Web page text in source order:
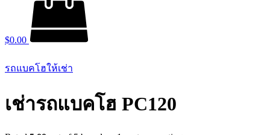
$0.00
รถแบคโฮให้เช่า
เช่ารถแบคโฮ PC120